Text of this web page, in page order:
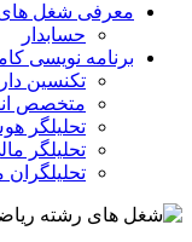
معرفی شغل های
حسابدار
برنامه نویسی
تکنسین
متخصص
تحلیلگر
تحلیلگر
تحلیلگران